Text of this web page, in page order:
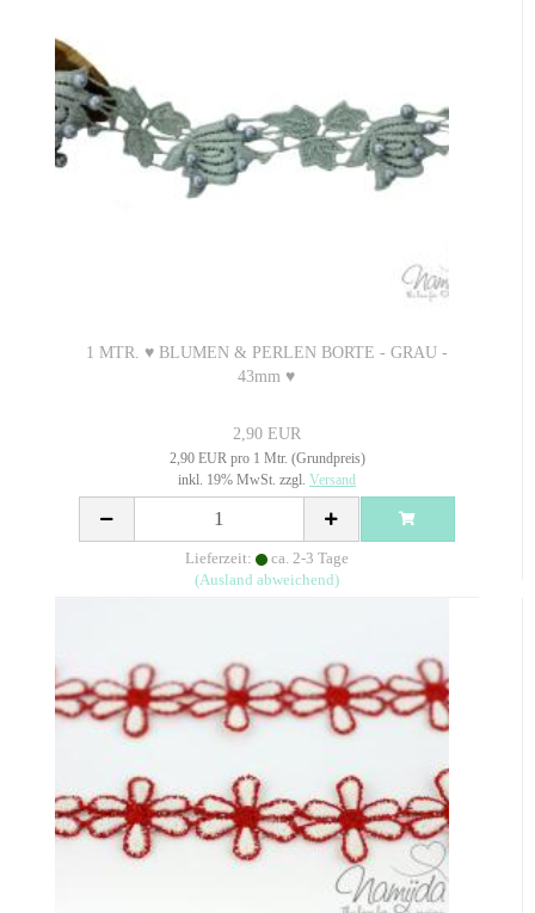
1 MTR. ♥ BLUMEN & PERLEN BORTE - GRAU -
43mm ♥
2,90 EUR
2,90 EUR pro 1 Mtr. (Grundpreis)
inkl. 19% MwSt. zzgl. Versand
Lieferzeit:
ca. 2-3 Tage
(Ausland abweichend)